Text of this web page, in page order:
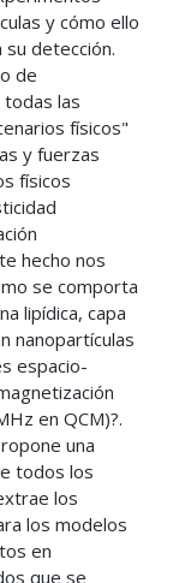
y cómo ello
detección.
de
las
físicos"
y fuerzas
físicos
hecho nos
se comporta
lipídica, capa
nanopartículas
espacio-
en QCM)?.
una
todos los
los
los modelos
en
que se